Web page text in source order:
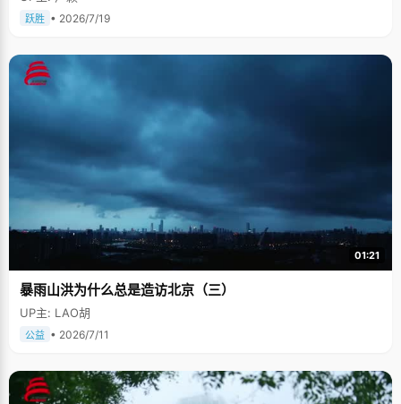
跃胜 • 2026/7/19
01:21
暴雨山洪为什么总是造访北京（三）
UP主: LAO胡
公益 • 2026/7/11